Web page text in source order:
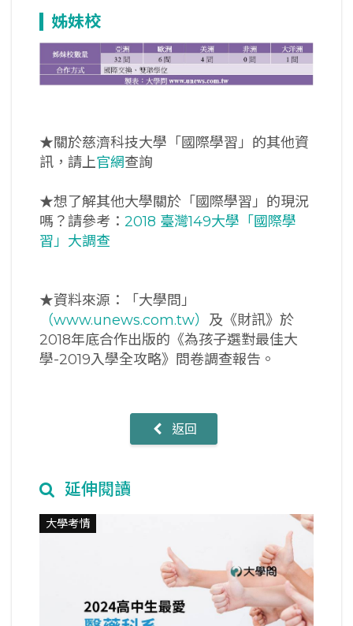
姊妹校
★關於慈濟科技大學「國際學習」的其他資
訊，請上官網查詢
★想了解其他大學關於「國際學習」的現況
嗎？請參考： 2018 臺灣149大學「國際學
習」大調查
★資料來源：「大學問」
（www.unews.com.tw） 及《財訊》於
2018年底合作出版的《為孩子選對最佳大
學-2019入學全攻略》問卷調查報告。
返回
延伸閱讀
大學考情